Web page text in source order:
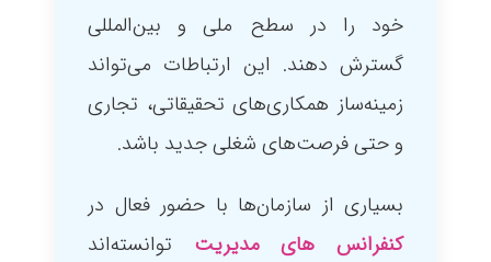
خود را در سطح ملی و بین‌المللی
گسترش دهند. این ارتباطات می‌تواند
زمینه‌ساز همکاری‌های تحقیقاتی، تجاری
و حتی فرصت‌های شغلی جدید باشد.
بسیاری از سازمان‌ها با حضور فعال در
کنفرانس های مدیریت توانسته‌اند